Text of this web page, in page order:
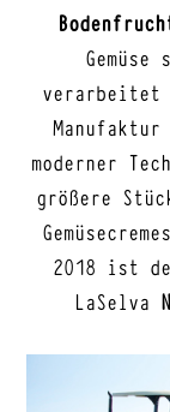
verarbeitet
moderner
größere
2018 ist
LaSelva